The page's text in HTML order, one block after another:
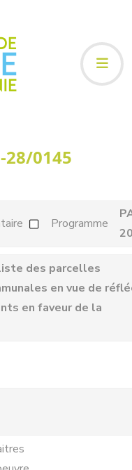
28/0145
Programme
des parcelles
en vue de
en faveur de la